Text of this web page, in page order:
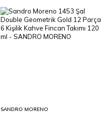
SANDRO MORENO